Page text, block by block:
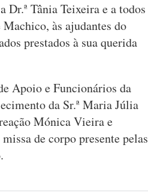
Tânia Teixeira e a todos
às ajudantes do
prestados à sua querida
Apoio e Funcionários da
da Sr.ª Maria Júlia
Mónica Vieira e
de corpo presente pelas